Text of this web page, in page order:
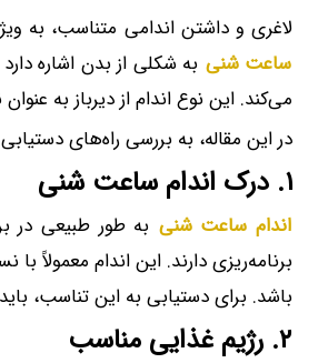
لاغری و داشتن اندامی متناسب، به
ساعت شنی به شکلی از بدن اشاره
می‌کند. این نوع اندام از دیرباز به
در این مقاله، به بررسی راه‌های
۱. درک اندام ساعت شنی
اندام ساعت شنی به طور طبیعی در
برنامه‌ریزی دارند. این اندام
باشد. برای دستیابی به این تناسب،
۲. رژیم غذایی مناسب